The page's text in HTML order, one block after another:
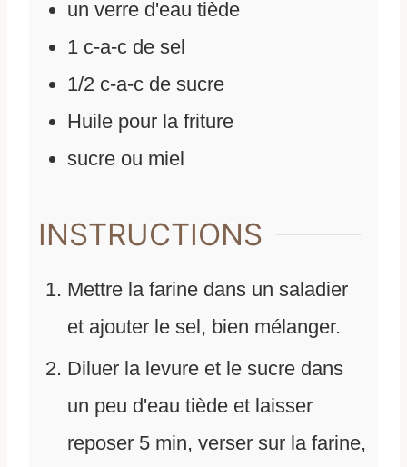
un verre d'eau tiède
1 c-a-c de sel
1/2 c-a-c de sucre
Huile pour la friture
sucre ou miel
INSTRUCTIONS
Mettre la farine dans un saladier
et ajouter le sel, bien mélanger.
Diluer la levure et le sucre dans
un peu d'eau tiède et laisser
reposer 5 min, verser sur la farine,